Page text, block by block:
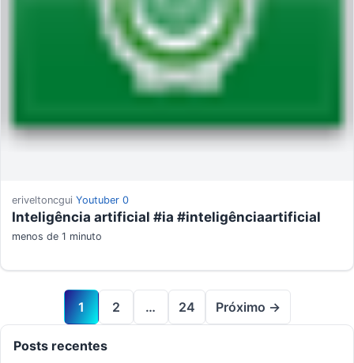
eriveltoncgui Youtuber 0
Inteligência artificial #ia #inteligênciaartificial
menos de 1 minuto
1 2 … 24 Próximo →
Posts recentes